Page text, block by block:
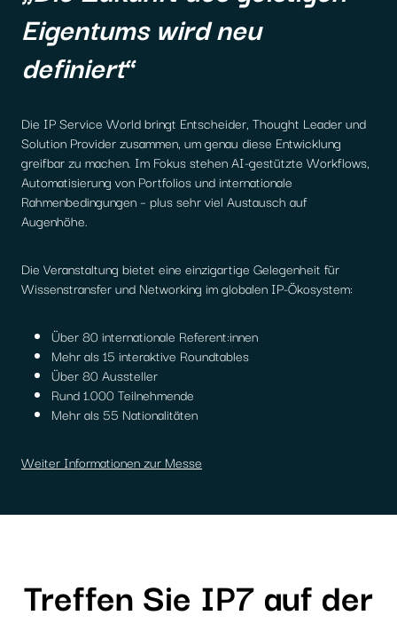
Eigentums wird neu
definiert“
Die IP Service World bringt Entscheider, Thought Leader und
Solution Provider zusammen, um genau diese Entwicklung
greifbar zu machen. Im Fokus stehen AI-gestützte Workflows,
Automatisierung von Portfolios und internationale
Rahmenbedingungen – plus sehr viel Austausch auf
Augenhöhe.
Die Veranstaltung bietet eine einzigartige Gelegenheit für
Wissenstransfer und Networking im globalen IP-Ökosystem:
Über 80 internationale Referent:innen
Mehr als 15 interaktive Roundtables
Über 80 Aussteller
Rund 1.000 Teilnehmende
Mehr als 55 Nationalitäten
Weiter Informationen zur Messe
Treffen Sie IP7 auf der